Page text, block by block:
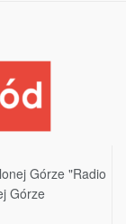
Górze "Radio
Górze